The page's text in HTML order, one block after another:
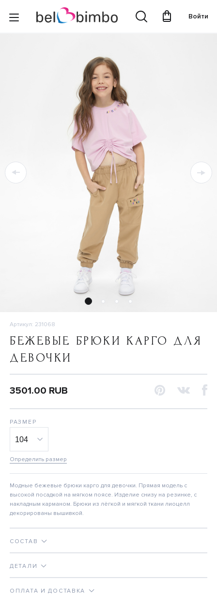
Войти
Артикул: 231068
БЕЖЕВЫЕ БРЮКИ КАРГО ДЛЯ
ДЕВОЧКИ
3501.00 RUB
РАЗМЕР
Определить размер
Модные бежевые брюки карго для девочки. Прямая модель с
высокой посадкой на мягком поясе. Изделие снизу на резинке, с
накладным карманом. Брюки из лёгкой и мягкой ткани лиоцелл
декорированы вышивкой.
СОСТАВ
ДЕТАЛИ
ОПЛАТА И ДОСТАВКА